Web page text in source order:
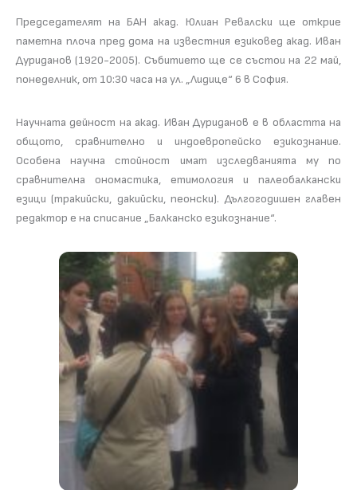
Председателят на БАН акад. Юлиан Ревалски ще открие
паметна плоча пред дома на известния езиковед акад. Иван
Дуриданов (1920-2005). Събитието ще се състои на 22 май,
понеделник, от 10:30 часа на ул. „Лидице“ 6 в София.
Научната дейност на акад. Иван Дуриданов е в областта на
общото, сравнително и индоевропейско езикознание.
Особена научна стойност имат изследванията му по
сравнителна ономастика, етимология и палеобалкански
езици (тракийски, дакийски, пеонски). Дългогодишен главен
редактор е на списание „Балканско езикознание“.